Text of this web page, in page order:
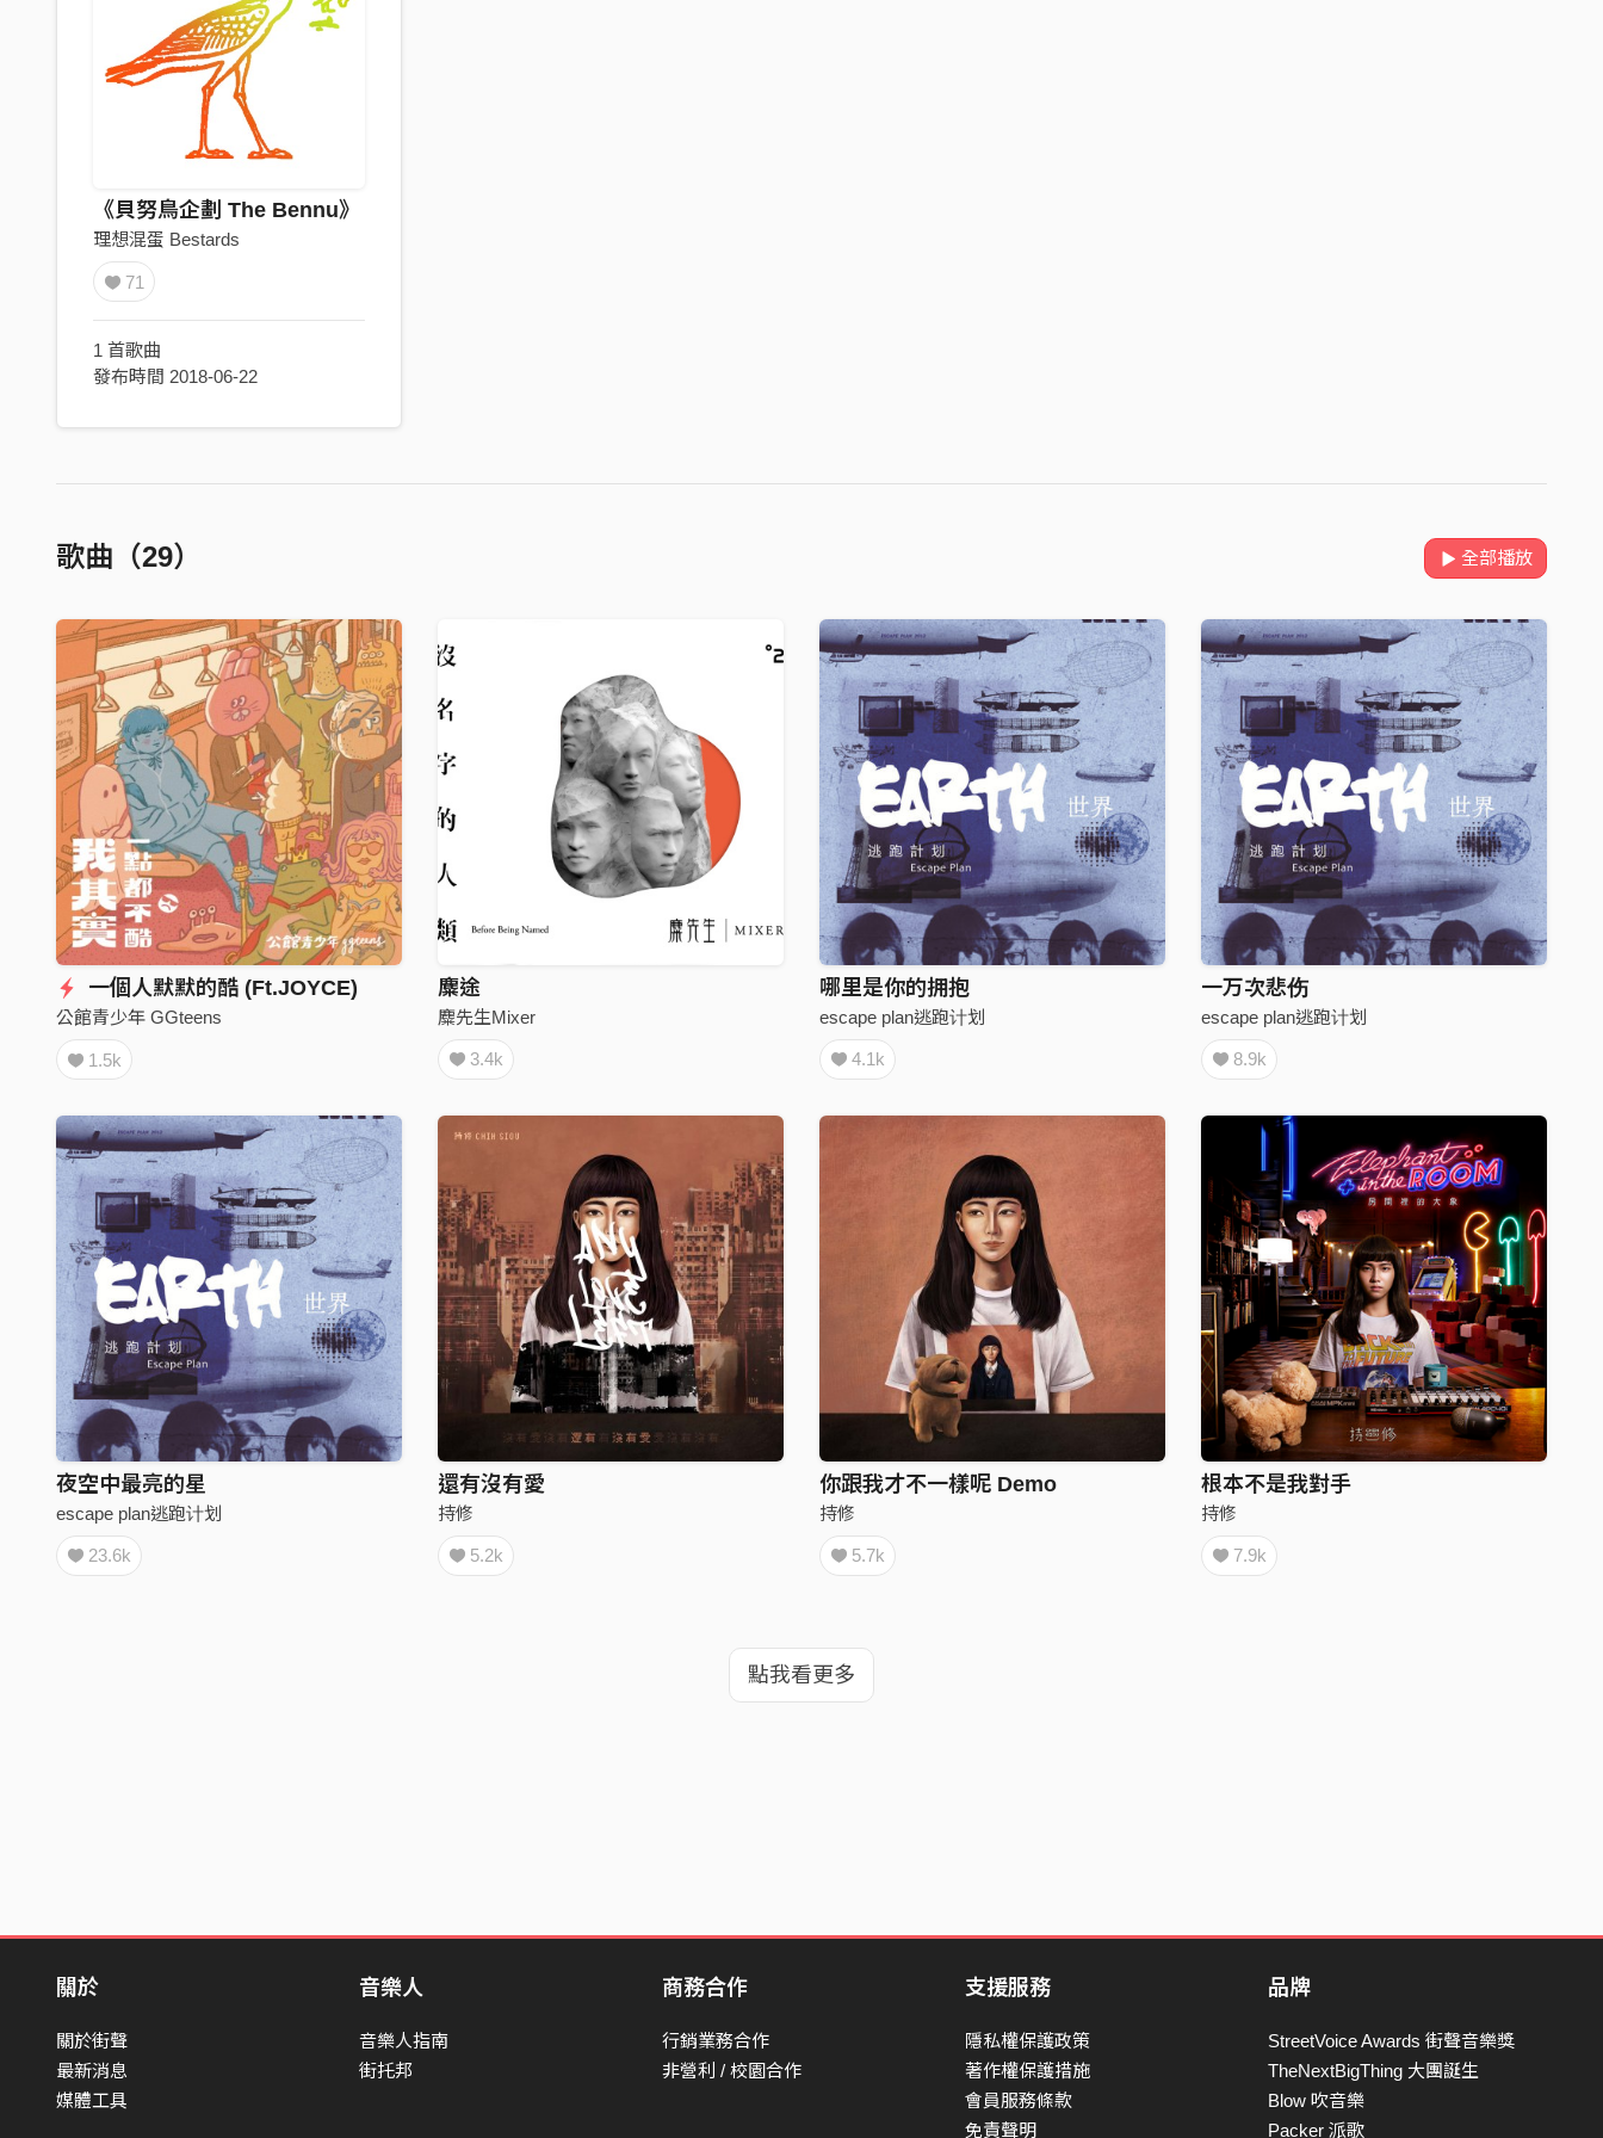
《貝努鳥企劃 The Bennu》
理想混蛋 Bestards
71
1 首歌曲
發布時間 2018-06-22
歌曲（29） 全部播放
一個人默默的酷 (Ft.JOYCE)
公館青少年 GGteens
1.5k
麋途
麋先生Mixer
3.4k
哪里是你的拥抱
escape plan逃跑计划
4.1k
一万次悲伤
escape plan逃跑计划
8.9k
夜空中最亮的星
escape plan逃跑计划
23.6k
還有沒有愛
持修
5.2k
你跟我才不一樣呢 Demo
持修
5.7k
根本不是我對手
持修
7.9k
點我看更多
關於
關於街聲
最新消息
媒體工具
音樂人
音樂人指南
街托邦
商務合作
行銷業務合作
非營利 / 校園合作
支援服務
隱私權保護政策
著作權保護措施
會員服務條款
免責聲明
品牌
StreetVoice Awards 街聲音樂獎
TheNextBigThing 大團誕生
Blow 吹音樂
Packer 派歌